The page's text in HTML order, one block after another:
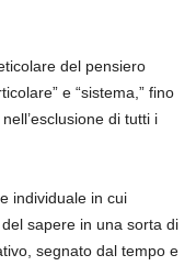
del pensiero
e “sistema,” fino
di tutti i
individuale in cui
sapere in una sorta di
segnato dal tempo e